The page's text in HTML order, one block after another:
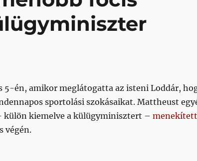
5-én, amikor meglátogatta az isteni Loddár,
sportolási szokásaikat. Mattheust
külön kiemelve a külügyminisztert –
végén.